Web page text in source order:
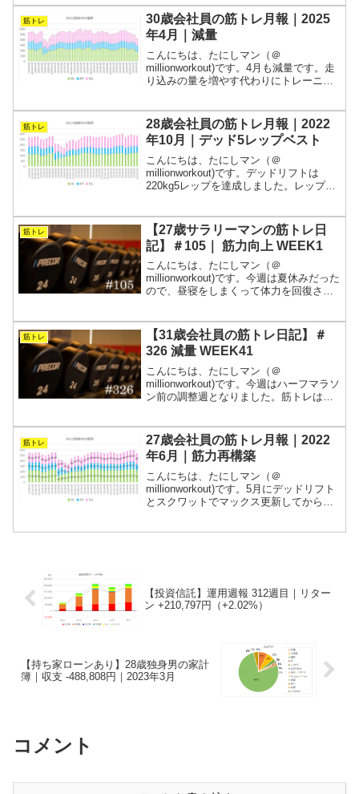
思います。週5で会社に拘束されるサラリ
ーマンが、...
筋トレ
30歳会社員の筋トレ月報｜2025
年4月｜減量
こんにちは、たにしマン（＠
millionworkout)です。4月も減量です。走
り込みの量を増やす代わりにトレーニン
きます。週5で会社に拘束されるサラリー
マンが、常に“今...
筋トレ
28歳会社員の筋トレ月報｜2022
年10月｜デッド5レップベスト
こんにちは、たにしマン（＠
millionworkout)です。デッドリフトは
220kg5レップを達成しました。レップベ
た。ベンチは相変わらずいまいちです。
週5で会社に拘...
筋トレ
【27歳サラリーマンの筋トレ日
記】＃105｜ 筋力向上 WEEK1
こんにちは、たにしマン（＠
millionworkout)です。今週は夏休みだった
ので、昼寝をしまくって体力を回復させ
量低回数のセットに突入しました。怪我
に気をつけながら...
筋トレ
【31歳会社員の筋トレ日記】＃
326 減量 WEEK41
こんにちは、たにしマン（＠
millionworkout)です。今週はハーフマラソ
ン前の調整週となりました。筋トレはお
は分かりませんが、体を休めることもト
レーニングの内で...
筋トレ
27歳会社員の筋トレ月報｜2022
年6月｜筋力再構築
こんにちは、たにしマン（＠
millionworkout)です。5月にデッドリフト
とスクワットでマックス更新してから調
【投資信託】運用週報 312週目｜リター
ン +210,797円（+2.02%）
【持ち家ローンあり】28歳独身男の家計
簿｜収支 -488,808円｜2023年3月
コメント